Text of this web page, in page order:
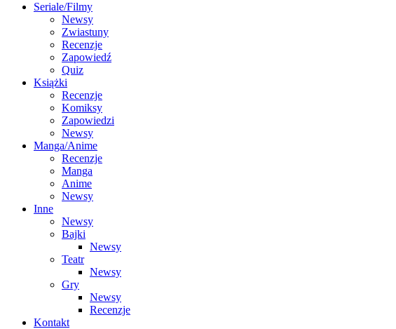
Seriale/Filmy
Newsy
Zwiastuny
Recenzje
Zapowiedź
Quiz
Książki
Recenzje
Komiksy
Zapowiedzi
Newsy
Manga/Anime
Recenzje
Manga
Anime
Newsy
Inne
Newsy
Bajki
Newsy
Teatr
Newsy
Gry
Newsy
Recenzje
Kontakt